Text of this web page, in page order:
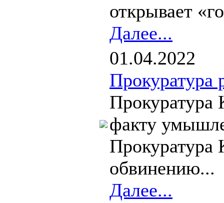
открывает
Далее...
01.04.2022
Прокуратура
Прокуратура
факту
Прокуратура
обвинению...
Далее...